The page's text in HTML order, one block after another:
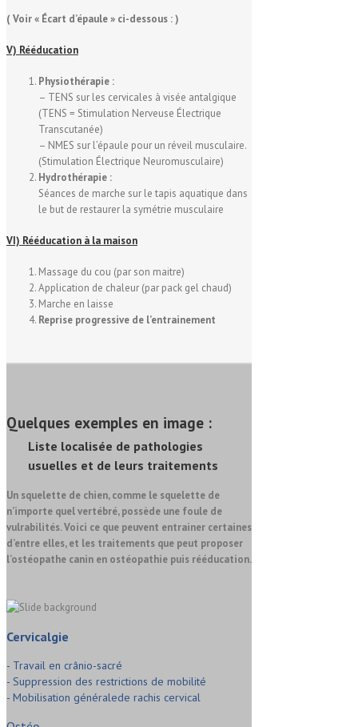
( Voir « Écart d’épaule » ci-dessous : )
V) Rééducation
Physiothérapie :
– TENS sur les cervicales à visée antalgique
(TENS = Stimulation Nerveuse Électrique
Transcutanée)
– NMES sur l’épaule pour un réveil musculaire.
(Stimulation Électrique Neuromusculaire)
Hydrothérapie :
Séances de marche sur le tapis aquatique dans
le but de restaurer la symétrie musculaire
VI) Rééducation à la maison
Massage du cou (par son maitre)
Application de chaleur (par pack gel chaud)
Marche en laisse
Reprise progressive de l’entrainement
Quelques exemples en image :
Liste localisée de pathologies
usuelles et de leurs traitements
Un squelette de chien, comme le squelette de
n’importe quel vertébré, possède une foule de
vulrabilités. Voici ce que peuvent entrainer certaines
d’entre elles, et les traitements que peut proposer
l’ostéopathe canin en ostéopathie puis rééducation.
Cervicalgie
- Travail en crânio-sacré
- Suppression des restrictions de mobilité
- Mobilisation généralede rachis cervical